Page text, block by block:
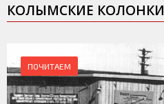
КОЛЫМСКИЕ КОЛОНКИ
ПОЧИТАЕМ